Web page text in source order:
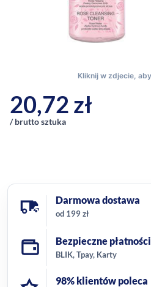
20,72zł
/ brutto sztuka
Darmowa dostawa
od 199 zł
Bezpieczne płatności
BLIK, Tpay, Karty
98% klientów poleca